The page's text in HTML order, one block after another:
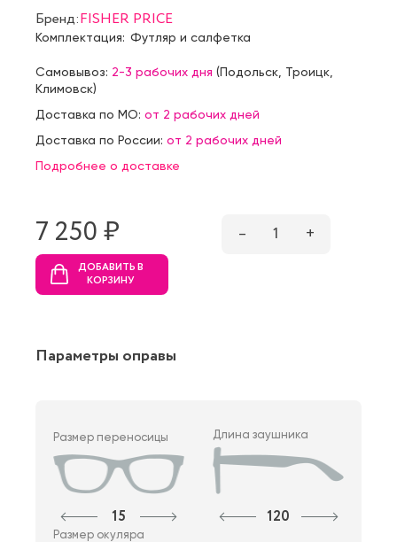
Бренд:FISHER PRICE
Комплектация: Футляр и салфетка
Самовывоз: 2-3 рабочих дня (Подольск Троицк
Климовск)
Доставка по МО: от 2 рабочих дней
Доставка по России: от 2 рабочих дней
Подробнее о доставке
7 250 ₷ – 1 +
ДОБАВИТЬ В
КОРЗИНУ
Параметры оправы
Размер переносицы
15
Длина заушника
120
Размер окуляра